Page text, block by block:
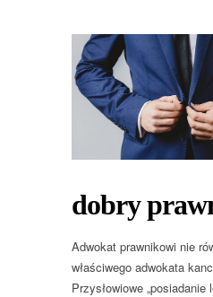
dobry
Adwokat prawnikowi nie
właściwego adwokata
Przysłowiowe „posiadanie